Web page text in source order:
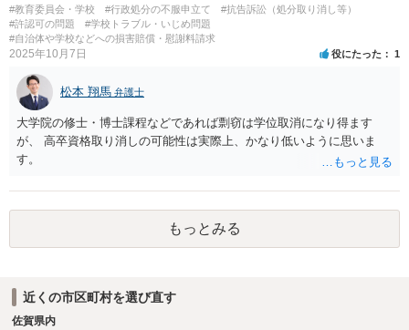
#教育委員会・学校 #行政処分の不服申立て
#抗告訴訟（処分取り消し等）
#許認可の問題
#学校トラブル・いじめ問題
#自治体や学校などへの損害賠償・慰謝料請求
2025年10月7日 役にたった 1
松本 翔馬 弁護士
大学院の修士・博士課程などであれば剽窃は学位取消になり得ます
が、 高卒資格取り消しの可能性は実際上、かなり低いように思いま
す。
もっとみる
近くの市区町村を選び直す
佐賀県内